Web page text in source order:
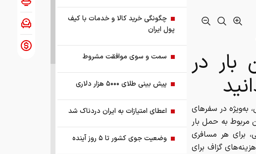
بار در
به‌ویژه در سفرهای
مربوط به حمل بار
برای هر مسافری
گزاف برای
چگونگی خرید کالا و خدمات با کیف
پول ایران
سمت و سوی موافقت مشروط
پیش بینی طلای ۵۰۰۰ هزار دلاری
اعطای امتیازات به ایران دردناک شد
وضعیت جوی کشور تا ۵ روز آینده